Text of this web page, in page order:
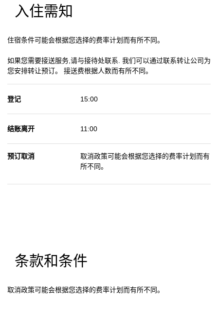
入住需知
住宿条件可能会根据您选择的费率计划而有所不同。
如果您需要接送服务,请与接待处联系. 我们可以通过联系转让公司为
您安排转让预订。 接送费根据人数而有所不同。
登记 15:00
结账离开 11:00
预订取消
取消政策可能会根据您选择的费率计划而有
所不同。
条款和条件
取消政策可能会根据您选择的费率计划而有所不同。